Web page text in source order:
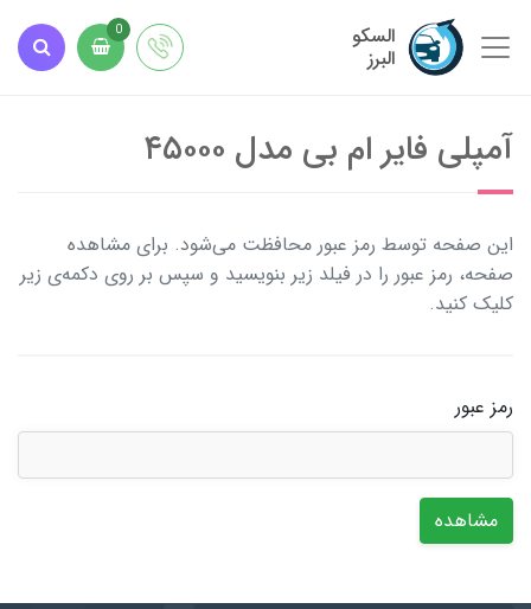
السکو
البرز
0
آمپلی فایر ام بی مدل ۴۵۰۰۰
این صفحه توسط رمز عبور محافظت می‌شود. برای مشاهده
صفحه، رمز عبور را در فیلد زیر بنویسید و سپس بر روی دکمه‌ی زیر
کلیک کنید.
رمز عبور
مشاهده